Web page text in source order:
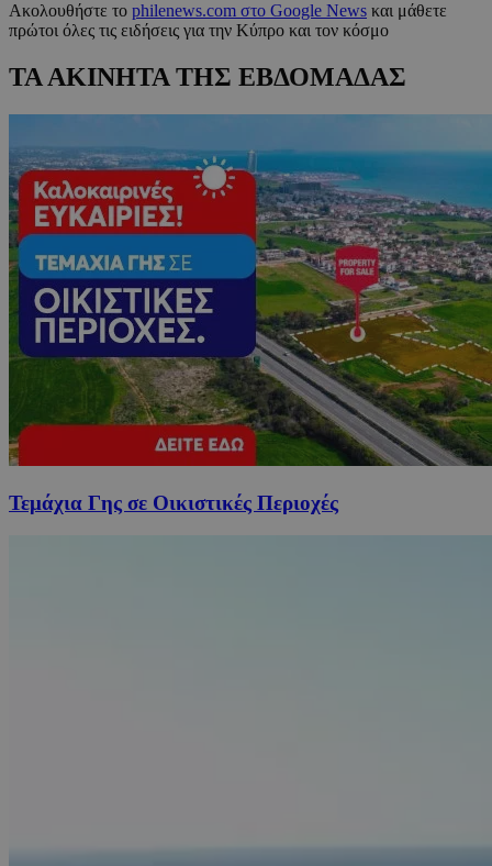
Ακολουθήστε το philenews.com στο Google News και μάθετε
πρώτοι όλες τις ειδήσεις για την Κύπρο και τον κόσμο
ΤΑ ΑΚΙΝΗΤΑ ΤΗΣ ΕΒΔΟΜΑΔΑΣ
Τεμάχια Γης σε Οικιστικές Περιοχές